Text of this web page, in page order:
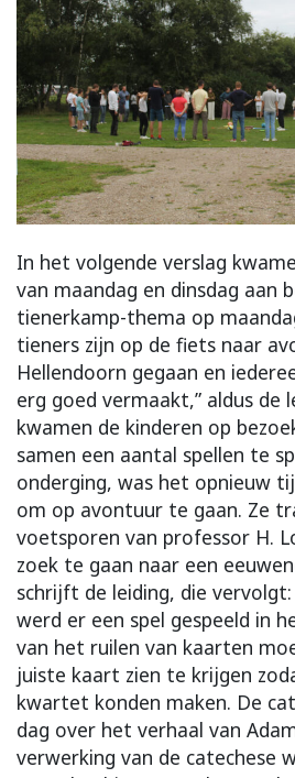
In het volgende verslag
van maandag en dinsdag aan
tienerkamp-thema op
tieners zijn op de fiets naar
Hellendoorn gegaan en
erg goed vermaakt,” aldus de
kwamen de kinderen op
samen een aantal spellen te
onderging, was het opnieuw
om op avontuur te gaan. Ze
voetsporen van professor H.
zoek te gaan naar een
schrijft de leiding, die
werd er een spel gespeeld in
van het ruilen van kaarten
juiste kaart zien te krijgen
kwartet konden maken. De
dag over het verhaal van
verwerking van de catechese